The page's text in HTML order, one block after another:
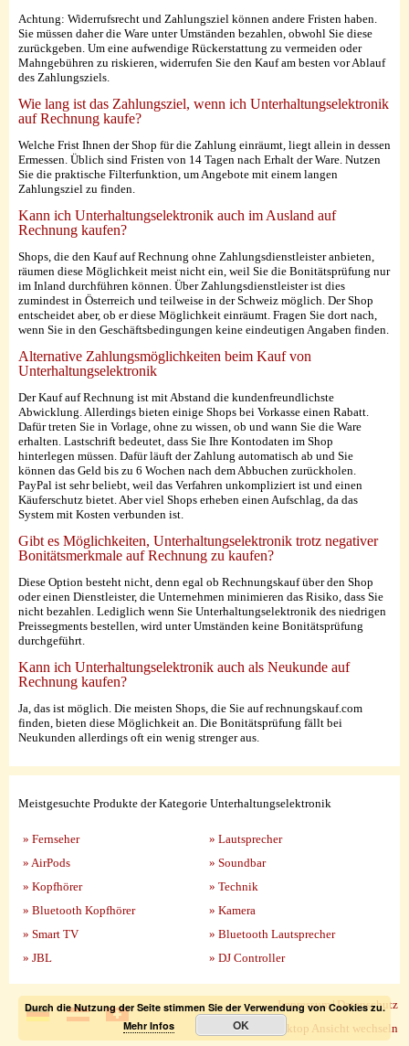
Achtung: Widerrufsrecht und Zahlungsziel können andere Fristen haben.
Sie müssen daher die Ware unter Umständen bezahlen, obwohl Sie diese
zurückgeben. Um eine aufwendige Rückerstattung zu vermeiden oder
Mahngebühren zu riskieren, widerrufen Sie den Kauf am besten vor Ablauf
des Zahlungsziels.
Wie lang ist das Zahlungsziel, wenn ich Unterhaltungselektronik
auf Rechnung kaufe?
Welche Frist Ihnen der Shop für die Zahlung einräumt, liegt allein in dessen
Ermessen. Üblich sind Fristen von 14 Tagen nach Erhalt der Ware. Nutzen
Sie die praktische Filterfunktion, um Angebote mit einem langen
Zahlungsziel zu finden.
Kann ich Unterhaltungselektronik auch im Ausland auf
Rechnung kaufen?
Shops, die den Kauf auf Rechnung ohne Zahlungsdienstleister anbieten,
räumen diese Möglichkeit meist nicht ein, weil Sie die Bonitätsprüfung nur
im Inland durchführen können. Über Zahlungsdienstleister ist dies
zumindest in Österreich und teilweise in der Schweiz möglich. Der Shop
entscheidet aber, ob er diese Möglichkeit einräumt. Fragen Sie dort nach,
wenn Sie in den Geschäftsbedingungen keine eindeutigen Angaben finden.
Alternative Zahlungsmöglichkeiten beim Kauf von
Unterhaltungselektronik
Der Kauf auf Rechnung ist mit Abstand die kundenfreundlichste
Abwicklung. Allerdings bieten einige Shops bei Vorkasse einen Rabatt.
Dafür treten Sie in Vorlage, ohne zu wissen, ob und wann Sie die Ware
erhalten. Lastschrift bedeutet, dass Sie Ihre Kontodaten im Shop
hinterlegen müssen. Dafür läuft der Zahlung automatisch ab und Sie
können das Geld bis zu 6 Wochen nach dem Abbuchen zurückholen.
PayPal ist sehr beliebt, weil das Verfahren unkompliziert ist und einen
Käuferschutz bietet. Aber viel Shops erheben einen Aufschlag, da das
System mit Kosten verbunden ist.
Gibt es Möglichkeiten, Unterhaltungselektronik trotz negativer
Bonitätsmerkmale auf Rechnung zu kaufen?
Diese Option besteht nicht, denn egal ob Rechnungskauf über den Shop
oder einen Dienstleister, die Unternehmen minimieren das Risiko, dass Sie
nicht bezahlen. Lediglich wenn Sie Unterhaltungselektronik des niedrigen
Preissegments bestellen, wird unter Umständen keine Bonitätsprüfung
durchgeführt.
Kann ich Unterhaltungselektronik auch als Neukunde auf
Rechnung kaufen?
Ja, das ist möglich. Die meisten Shops, die Sie auf rechnungskauf.com
finden, bieten diese Möglichkeit an. Die Bonitätsprüfung fällt bei
Neukunden allerdings oft ein wenig strenger aus.
Meistgesuchte Produkte der Kategorie Unterhaltungselektronik
» Fernseher
» AirPods
» Kopfhörer
» Bluetooth Kopfhörer
» Smart TV
» JBL
» Lautsprecher
» Soundbar
» Technik
» Kamera
» Bluetooth Lautsprecher
» DJ Controller
Impressum|Datenschutz
zur Desktop Ansicht wechseln
Durch die Nutzung der Seite stimmen Sie der Verwendung von Cookies zu.
Mehr Infos
OK